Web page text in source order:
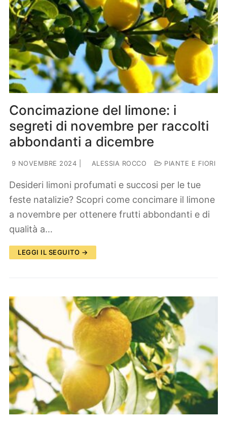
Concimazione del limone: i
segreti di novembre per raccolti
abbondanti a dicembre
9 NOVEMBRE 2024 ALESSIA ROCCO PIANTE E FIORI
Desideri limoni profumati e succosi per le tue
feste natalizie? Scopri come concimare il limone
a novembre per ottenere frutti abbondanti e di
qualità a…
LEGGI IL SEGUITO →